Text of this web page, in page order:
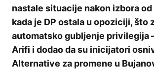
nastale situacije nakon izbora od
kada je DP ostala u opoziciji, što
automatsko gubljenje privilegija
Arifi i dodao da su inicijatori
Alternative za promene u